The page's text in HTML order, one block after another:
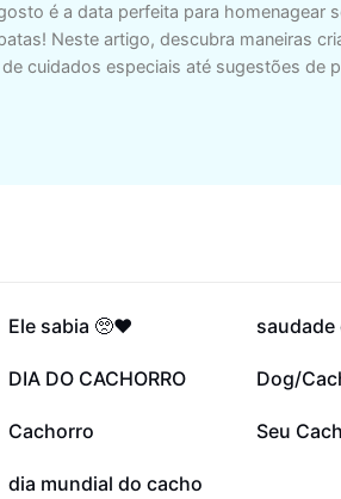
é a data perfeita para homenagear
Neste artigo, descubra maneiras
cuidados especiais até sugestões de
alimentação saudável, passeios
garantir o bem-estar do seu pet. Valorize
fique por dentro das novidades sobre o
44,3 mil
Ele sabia 🥺❤️ 10,5 mil
saudade
2,3 mil
DIA DO CACHORRO 1,6 mil
Dog/
529
Cachorro 390
Seu
0
dia mundial do cacho